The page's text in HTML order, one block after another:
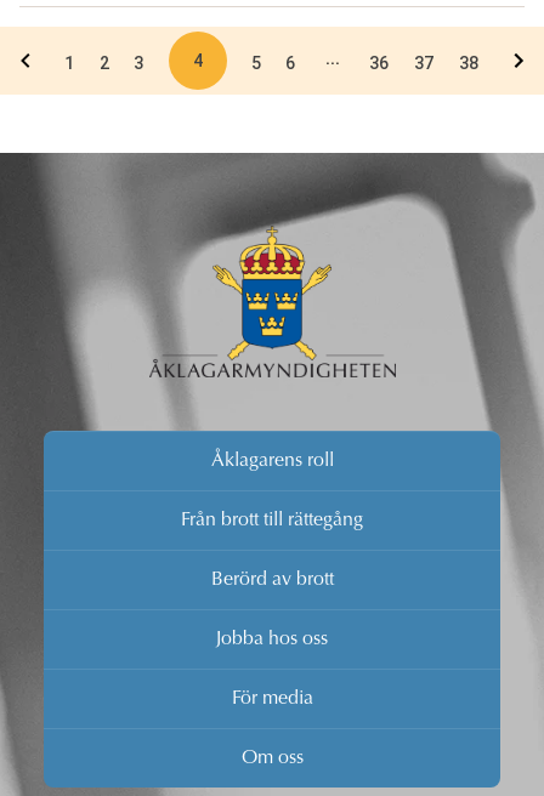
människohandel och till strängare påföljder.
1 2 3 4 5 6 ... 36 37 38
Åklagarens roll
Från brott till rättegång
Berörd av brott
Jobba hos oss
För media
Om oss